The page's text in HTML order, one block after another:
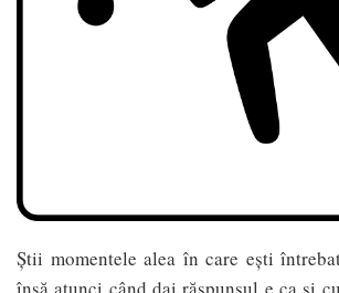
Știi momentele alea în care ești